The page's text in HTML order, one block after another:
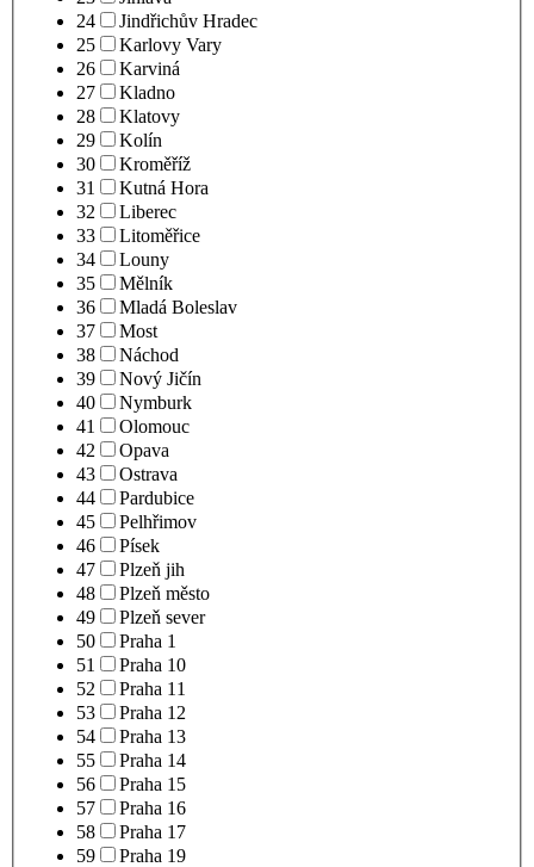
24
Jindřichův Hradec
25
Karlovy Vary
26
Karviná
27
Kladno
28
Klatovy
29
Kolín
30
Kroměříž
31
Kutná Hora
32
Liberec
33
Litoměřice
34
Louny
35
Mělník
36
Mladá Boleslav
37
Most
38
Náchod
39
Nový Jičín
40
Nymburk
41
Olomouc
42
Opava
43
Ostrava
44
Pardubice
45
Pelhřimov
46
Písek
47
Plzeň jih
48
Plzeň město
49
Plzeň sever
50
Praha 1
51
Praha 10
52
Praha 11
53
Praha 12
54
Praha 13
55
Praha 14
56
Praha 15
57
Praha 16
58
Praha 17
59
Praha 19